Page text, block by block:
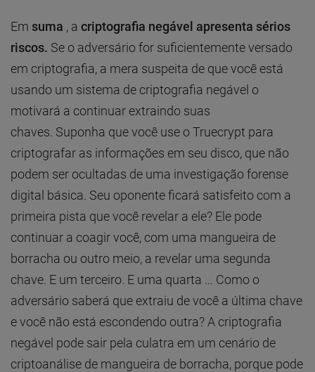
Em suma , a criptografia negável apresenta sérios
riscos. Se o adversário for suficientemente versado
em criptografia, a mera suspeita de que você está
usando um sistema de criptografia negável o
motivará a continuar extraindo suas
chaves. Suponha que você use o Truecrypt para
criptografar as informações em seu disco, que não
podem ser ocultadas de uma investigação forense
digital básica. Seu oponente ficará satisfeito com a
primeira pista que você revelar a ele? Ele pode
continuar a coagir você, com uma mangueira de
borracha ou outro meio, a revelar uma segunda
chave. E um terceiro. E uma quarta … Como o
adversário saberá que extraiu de você a última chave
e você não está escondendo outra? A criptografia
negável pode sair pela culatra em um cenário de
criptoanálise de mangueira de borracha, porque pode